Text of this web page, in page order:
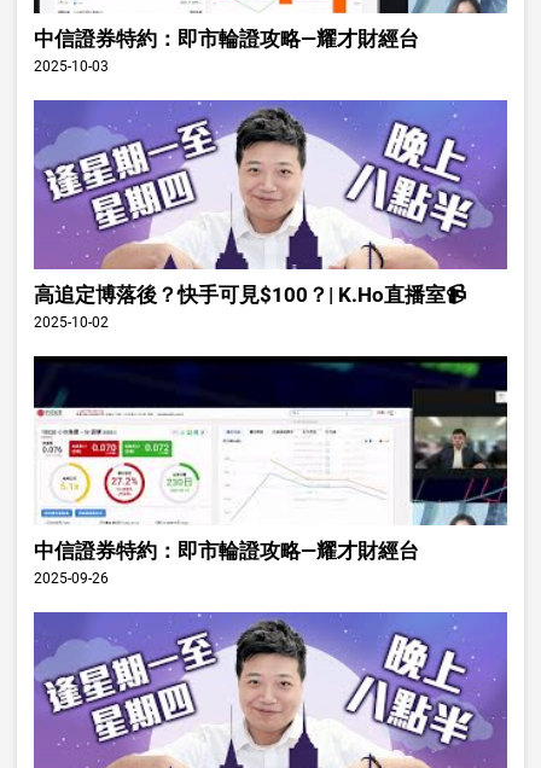
中信證券特約：即市輪證攻略—耀才財經台
2025-10-03
高追定博落後？快手可見$100？| K.Ho直播室📹
2025-10-02
中信證券特約：即市輪證攻略—耀才財經台
2025-09-26